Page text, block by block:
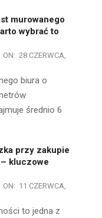
murowanego
wybrać to
ON: 28 CZERWCA,
biura o
średnio 6
przy zakupie
kluczowe
ON: 11 CZERWCA,
to jedna z